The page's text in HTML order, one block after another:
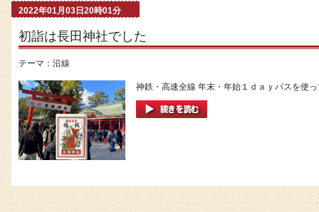
2022年01月03日20時01分
初詣は長田神社でした
テーマ： 沿線
神鉄・高速全線 年末・年始１ｄａｙパスを使